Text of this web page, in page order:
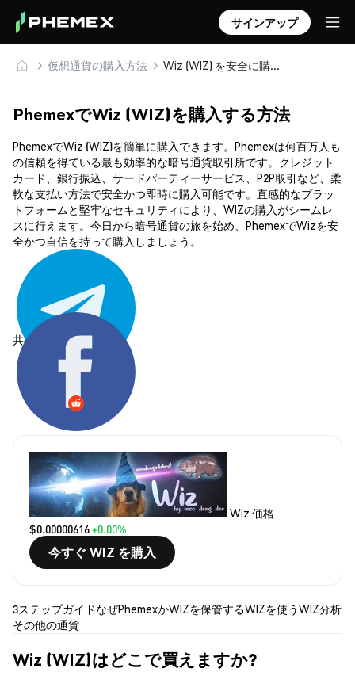
サインアップ
仮想通貨の購入方法 Wiz (WIZ) を安全に購入・保管
PhemexでWiz (WIZ)を購入する方法
PhemexでWiz (WIZ)を簡単に購入できます。Phemexは何百万人も
の信頼を得ている最も効率的な暗号通貨取引所です。クレジット
カード、銀行振込、サードパーティーサービス、P2P取引など、柔
軟な支払い方法で安全かつ即時に購入可能です。直感的なプラッ
トフォームと堅牢なセキュリティにより、WIZの購入がシームレ
スに行えます。今日から暗号通貨の旅を始め、PhemexでWizを安
全かつ自信を持って購入しましょう。
共有する:
Wiz 価格
$0.00000616+0.00%
今すぐ WIZ を購入
3ステップガイドなぜPhemexかWIZを保管するWIZを使うWIZ分析
その他の通貨
Wiz (WIZ)はどこで買えますか?